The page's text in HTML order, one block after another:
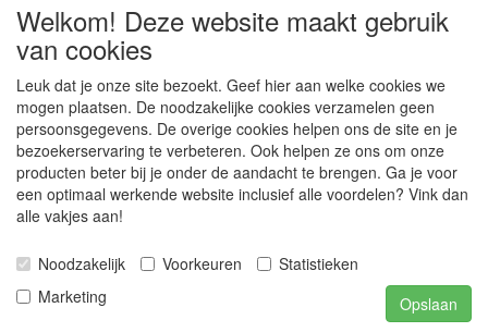
SOCIALE MEDIA
De webshop voor kunststof platen, folies, buizen
Kunststof bewerkingen, productontwerp en
duurzame oplossingen.
Welkom! Deze website maakt gebruik
van cookies
Leuk dat je onze site bezoekt. Geef hier aan welke cookies we
mogen plaatsen. De noodzakelijke cookies verzamelen geen
persoonsgegevens. De overige cookies helpen ons de site en je
bezoekerservaring te verbeteren. Ook helpen ze ons om onze
producten beter bij je onder de aandacht te brengen. Ga je voor
een optimaal werkende website inclusief alle voordelen? Vink dan
alle vakjes aan!
Noodzakelijk Voorkeuren
Statistieken
Marketing
Opslaan